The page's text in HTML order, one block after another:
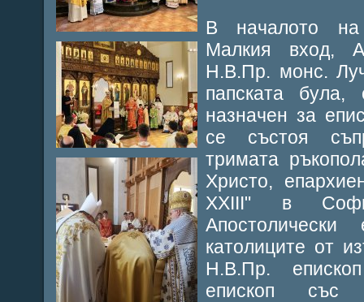
В началото на
Малкия вход,
Н.В.Пр. монс.
папската
назначен за
се състоя
тримата
Христо,
XXIII" в
католиците от
Н.В.Пр.
епископ